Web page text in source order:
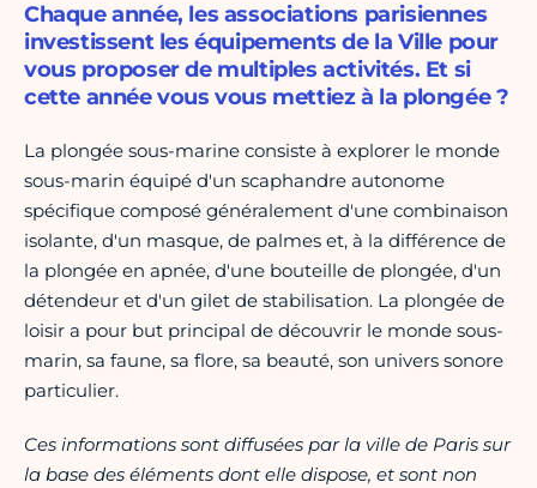
Chaque année, les associations parisiennes
investissent les équipements de la Ville pour
vous proposer de multiples activités. Et si
cette année vous vous mettiez à la plongée ?
La plongée sous-marine consiste à explorer le monde
sous-marin équipé d'un scaphandre autonome
spécifique composé généralement d'une combinaison
isolante, d'un masque, de palmes et, à la différence de
la plongée en apnée, d'une bouteille de plongée, d'un
détendeur et d'un gilet de stabilisation. La plongée de
loisir a pour but principal de découvrir le monde sous-
marin, sa faune, sa flore, sa beauté, son univers sonore
particulier.
Ces informations sont diffusées par la ville de Paris sur
la base des éléments dont elle dispose, et sont non